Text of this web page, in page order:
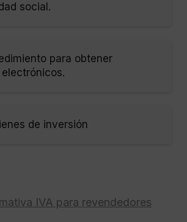
social.
para obtener
de inversión
IVA para revendedores